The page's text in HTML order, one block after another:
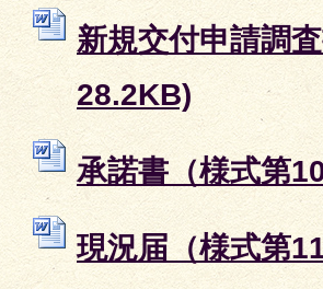
新規交付申請調
28.2KB)
承諾書（様式第
現況届（様式第